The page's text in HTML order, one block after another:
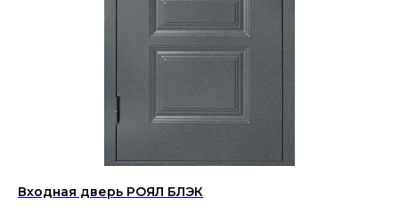
Входная дверь РОЯЛ БЛЭК